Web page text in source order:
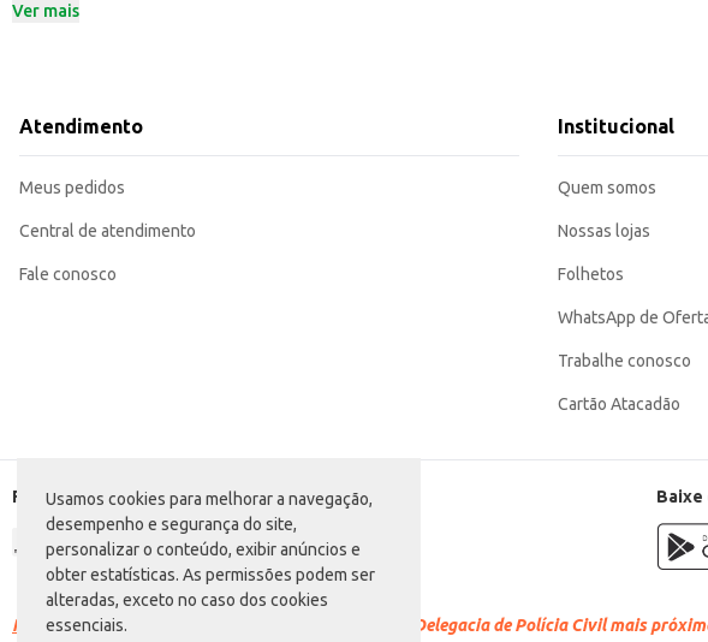
Usamos cookies para melhorar a navegação,
desempenho e segurança do site,
personalizar o conteúdo, exibir anúncios e
obter estatísticas. As permissões podem ser
alteradas, exceto no caso dos cookies
essenciais.
Dicas de uso:
Marca: Plenitud
Departamento: Higiene e perfumaria
Conteúdo: 8 unidades
EAN: 54024929
Ver mais
Atendimento
Meus pedidos
Central de atendimento
Fale conosco
Institucional
Quem somos
Nossas lojas
Folhetos
WhatsApp de
Trabalhe conosco
Cartão Atacadão
Formas de pagamento Baixe
Racismo é crime. Denuncie. Disque 100 ou procure a Delegacia de Polícia Civil mais